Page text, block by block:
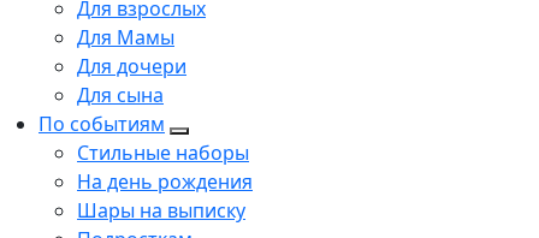
Для взрослых
Для Мамы
Для дочери
Для сына
По событиям
Стильные наборы
На день рождения
Шары на выписку